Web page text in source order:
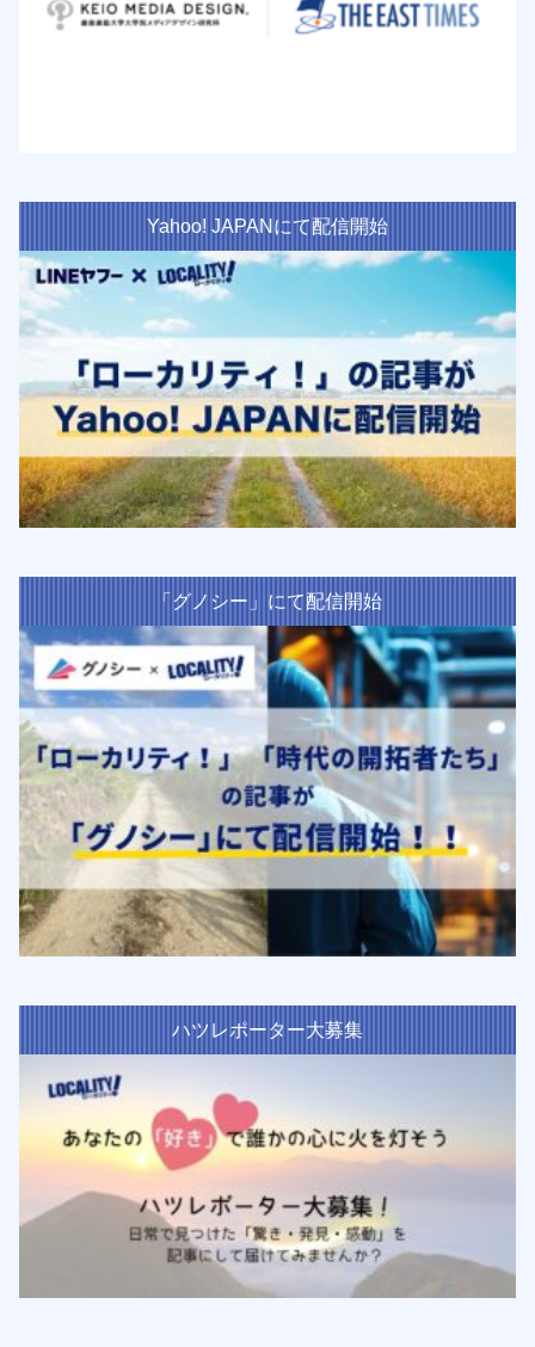
Yahoo! JAPANにて配信開始
「グノシー」にて配信開始
ハツレポーター大募集